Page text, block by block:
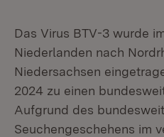
Das Virus BTV-3 wurde
Niederlanden nach
Niedersachsen
2024 zu einen
Aufgrund des
Seuchengeschehens im